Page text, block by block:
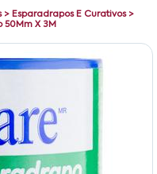
Paraíba
> Esparadrapos E Curativos>
50Mm X 3M